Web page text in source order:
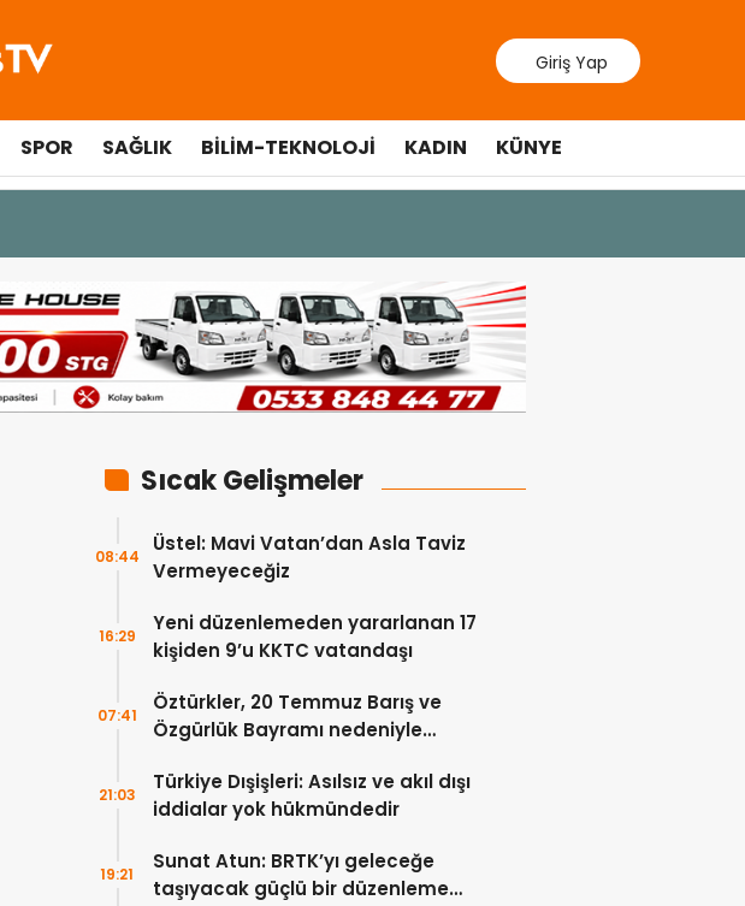
Giriş Yap
SPOR SAĞLIK BILIM-TEKNOLOJI KADIN KÜNYE
Sıcak Gelişmeler
Üstel: Mavi Vatan’dan Asla Taviz
Vermeyeceğiz
08:44
Yeni düzenlemeden yararlanan 17
kişiden 9’u KKTC vatandaşı
16:29
Öztürkler, 20 Temmuz Barış ve
Özgürlük Bayramı nedeniyle
07:41
Türkiye Dışişleri: Asılsız ve akıl dışı
iddialar yok hükmündedir
21:03
Sunat Atun: BRTK’yı geleceğe
taşıyacak güçlü bir düzenleme
19:21